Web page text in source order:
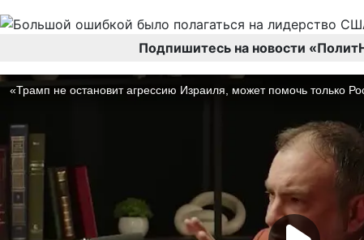
Подпишитесь на новости